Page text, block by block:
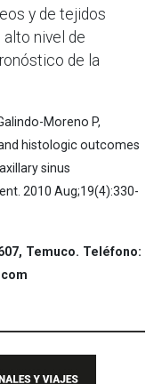
y de tejidos
alto nivel de
de la
Moreno P,
and histologic outcomes
sinus
2010 Aug;19(4):330-
Temuco. Teléfono: